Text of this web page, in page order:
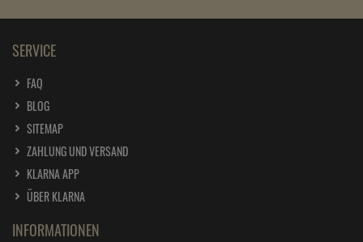
SERVICE
FAQ
BLOG
SITEMAP
ZAHLUNG UND VERSAND
KLARNA APP
ÜBER KLARNA
INFORMATIONEN